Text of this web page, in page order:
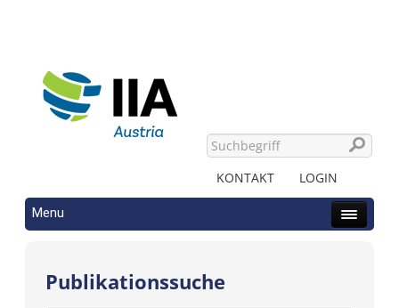
KONTAKT LOGIN
Menu
Publikationssuche